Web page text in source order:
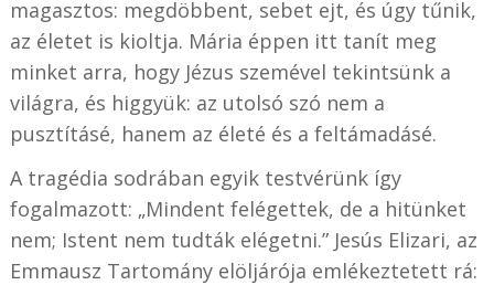
magasztos: megdöbbent, sebet ejt, és úgy tűnik,
az életet is kioltja. Mária éppen itt tanít meg
minket arra, hogy Jézus szemével tekintsünk a
világra, és higgyük: az utolsó szó nem a
pusztításé, hanem az életé és a feltámadásé.
A tragédia sodrában egyik testvérünk így
fogalmazott: „Mindent felégettek, de a hitünket
nem; Istent nem tudták elégetni.” Jesús Elizari, az
Emmausz Tartomány elöljárója emlékeztetett rá: